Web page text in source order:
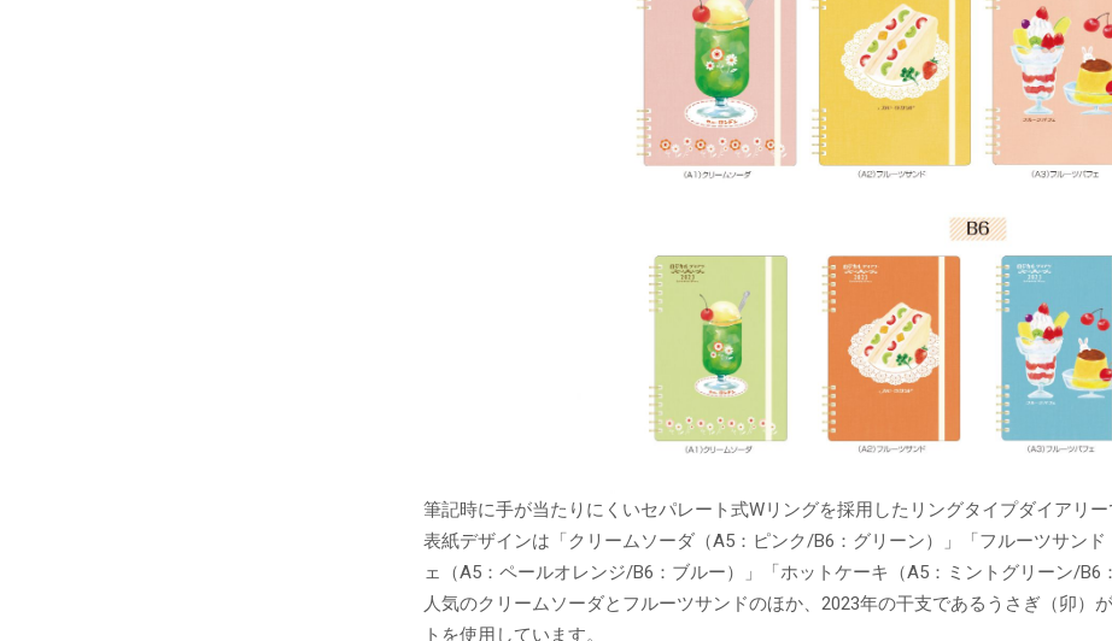
筆記時に手が当たりにくいセパレート式Wリングを採用したリングタイプダイアリー
表紙デザインは「クリームソーダ（A5：ピンク/B6：グリーン）」「フルーツサン
ェ（A5：ペールオレンジ/B6：ブルー）」「ホットケーキ（A5：ミントグリーン/B6
人気のクリームソーダとフルーツサンドのほか、2023年の干支であるうさぎ（卯）
トを使用しています。